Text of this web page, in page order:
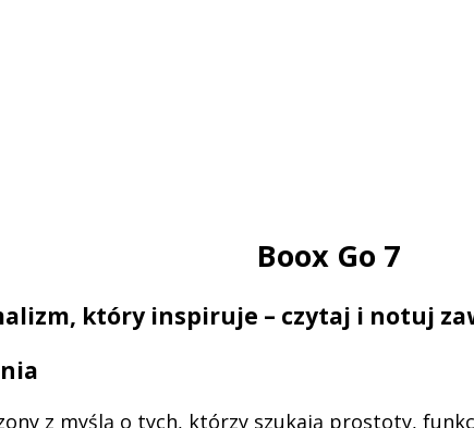
Boox Go 7
który inspiruje – czytaj i notuj
z myślą o tych, którzy szukają prostoty,